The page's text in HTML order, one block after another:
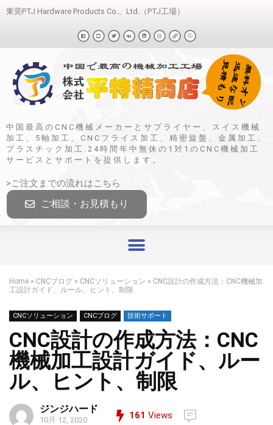
東莞PTJ Hardware Products Co.、Ltd.（PTJ工場）
中国最高のCNC機械メーカーとサプライヤー、スイス機械
加工、5軸加工、CNCフライス加工、精密旋盤、金属加工、
プラスチック加工.24時間年中無休の1対1のCNC機械加工
サービスとサポートを提供します。
>ご注文までの流れはこちら
ご相談・お見積もり
Home » CNCブログ » CNCソリューション » CNC設計の作成方法：CNC機械加
工設計ガイド、ルール、ヒント、制限
CNCソリューション CNCブログ 技術サポート
CNC設計の作成方法：CNC
機械加工設計ガイド、ルー
ル、ヒント、制限
ジンジハード
10月 12, 2020 161 Views